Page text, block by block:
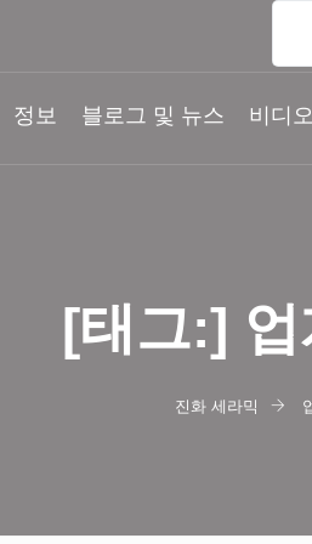
정보 블로그 및 뉴스 비디오
[태그:]
진화 세라믹